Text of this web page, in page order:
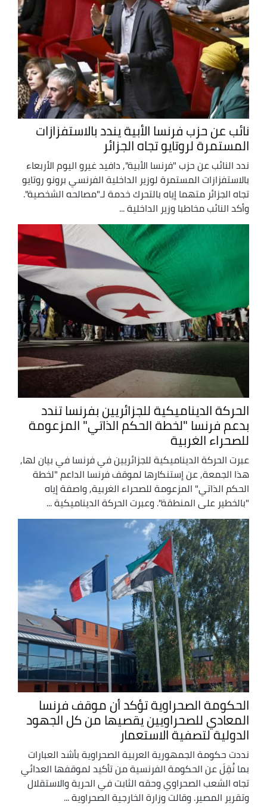
نائب عن حزب فرنسا الأبية يندد بالاستفزازات
المستمرة لروتايو تجاه الجزائر
ندد النائب عن حزب "فرنسا الأبية", دافيد غيرو اليوم الأربعاء
بالاستفزازات المستمرة لوزير الداخلية الفرنسي برونو روتايو
تجاه الجزائر متهما إياه بالتحرك خدمة لـ"مصالحه الشخصية".
وأكد النائب مخاطبا وزير الداخلية ...
الحركة الديناميكية للجزائريين بفرنسا تندد
بدعم فرنسا "لخطة الحكم الذاتي" المزعومة
للصحراء الغربية
عبرت الحركة الديناميكية للجزائريين في فرنسا في بيان لها,
هذا الجمعة, عن إستنكارها لموقف فرنسا الداعم "لخطة
الحكم الذاتي" المزعومة للصحراء الغربية, واصفة إياه
"بالخطير على المنطقة". وعبرت الحركة الديناميكية ...
الحكومة الصحراوية تؤكد أن موقف فرنسا
المعادي للصحراويين يقصيها من كل الجهود
الدولية لتصفية الاستعمار
نددت حكومة الجمهورية العربية الصحراوية بأشد العبارات
بما نُقِلَ عن الحكومة الفرنسية من تأكيد لموقفها العدائي
تجاه الشعب الصحراوي وحقه الثابت في الحرية والاستقلال
وتقرير المصير. وقالت وزارة الخارجية الصحراوية ...